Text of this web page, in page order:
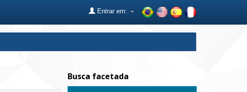
Entrar em:
Busca facetada